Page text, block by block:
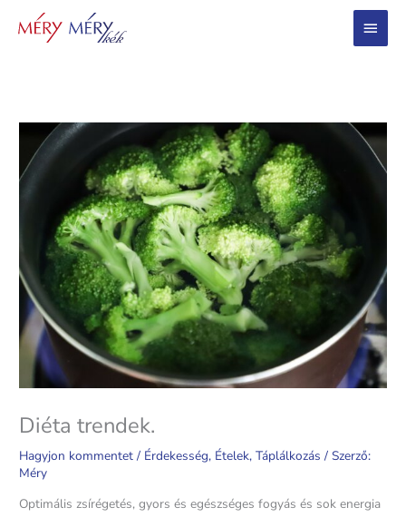
Main
Menu
Diéta trendek.
Hagyjon kommentet / Érdekesség, Ételek,Táplálkozás / Szerző:
Méry
Optimális zsírégetés, gyors és egészséges fogyás és sok energia